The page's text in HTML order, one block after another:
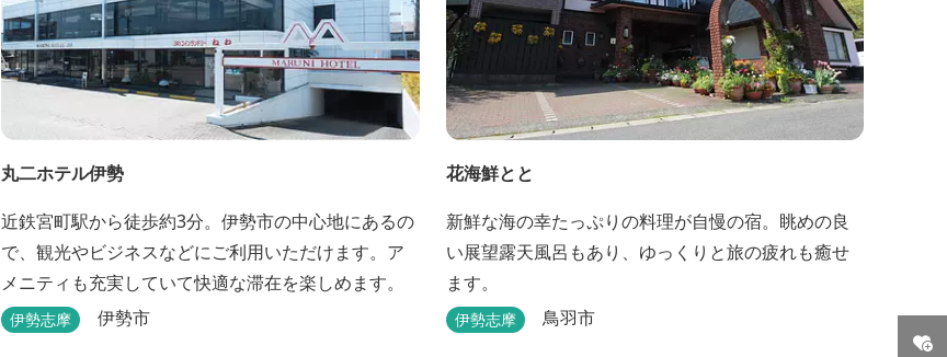
丸二ホテル伊勢
近鉄宮町駅から徒歩約3分。伊勢市の中心地にあるの
で、観光やビジネスなどにご利用いただけます。ア
メニティも充実していて快適な滞在を楽しめます。
伊勢志摩 伊勢市
花海鮮とと
新鮮な海の幸たっぷりの料理が自慢の宿。眺めの良
い展望露天風呂もあり、ゆっくりと旅の疲れも癒せ
ます。
伊勢志摩 鳥羽市